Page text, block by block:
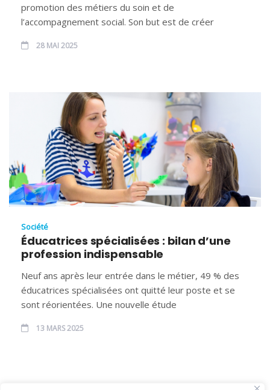
promotion des métiers du soin et de
l’accompagnement social. Son but est de créer
28 MAI 2025
Société
Éducatrices spécialisées : bilan d’une
profession indispensable
Neuf ans après leur entrée dans le métier, 49 % des
éducatrices spécialisées ont quitté leur poste et se
sont réorientées. Une nouvelle étude
13 MARS 2025